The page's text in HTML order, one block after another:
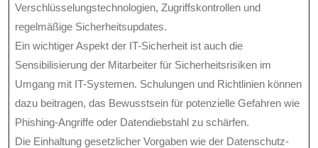
Verschlüsselungstechnologien, Zugriffskontrollen und
regelmäßige Sicherheitsupdates.
Ein wichtiger Aspekt der IT-Sicherheit ist auch die
Sensibilisierung der Mitarbeiter für Sicherheitsrisiken im
Umgang mit IT-Systemen. Schulungen und Richtlinien können
dazu beitragen, das Bewusstsein für potenzielle Gefahren wie
Phishing-Angriffe oder Datendiebstahl zu schärfen.
Die Einhaltung gesetzlicher Vorgaben wie der Datenschutz-